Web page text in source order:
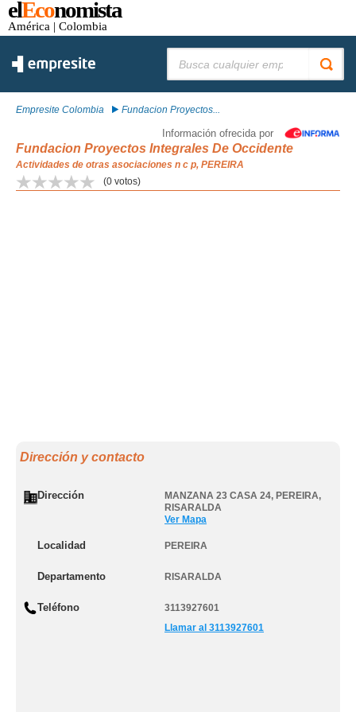
elEconomista
América | Colombia
Empresite Colombia Fundacion Proyectos...
Información ofrecida por
Fundacion Proyectos Integrales De Occidente
Actividades de otras asociaciones n c p, PEREIRA
(0 votos)
Dirección y contacto
Dirección MANZANA 23 CASA 24, PEREIRA,
RISARALDA
Ver Mapa
Localidad PEREIRA
Departamento RISARALDA
Teléfono
3113927601
Llamar al 3113927601